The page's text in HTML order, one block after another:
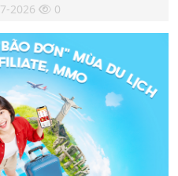
2026 0